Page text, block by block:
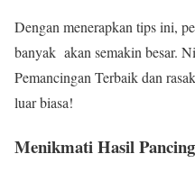
Dengan menerapkan tips ini,
banyak akan semakin besar.
Pemancingan Terbaik dan
luar biasa!
Menikmati Hasil